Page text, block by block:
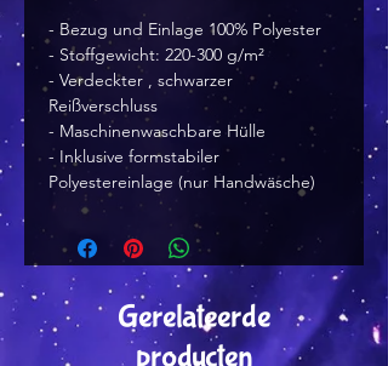
- Bezug und Einlage 100% Polyester
- Stoffgewicht: 220-300 g/m²
- Verdeckter , schwarzer
Reißverschluss
- Maschinenwaschbare Hülle
- Inklusive formstabiler
Polyestereinlage (nur Handwäsche)
Gerelateerde
producten